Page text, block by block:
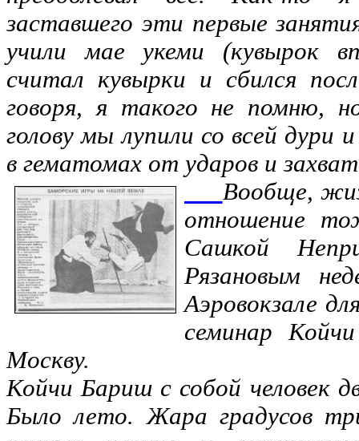
заставшего эти первые
учили мае укеми (кувырок
считал кувырки и сбился
говоря, я такого не помню,
голову мы лупили со всей дури
в гематомах от ударов и
Вообще,
отношение
Сашкой
Рязановым
Аэровокзале
семинар
Москву.
Койчи Бариш с собой человек
Было лето. Жара градусов